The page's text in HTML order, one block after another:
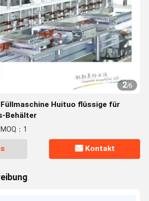
2/6
Huituo flüssige für
Behälter
MOQ：1
Kontakt